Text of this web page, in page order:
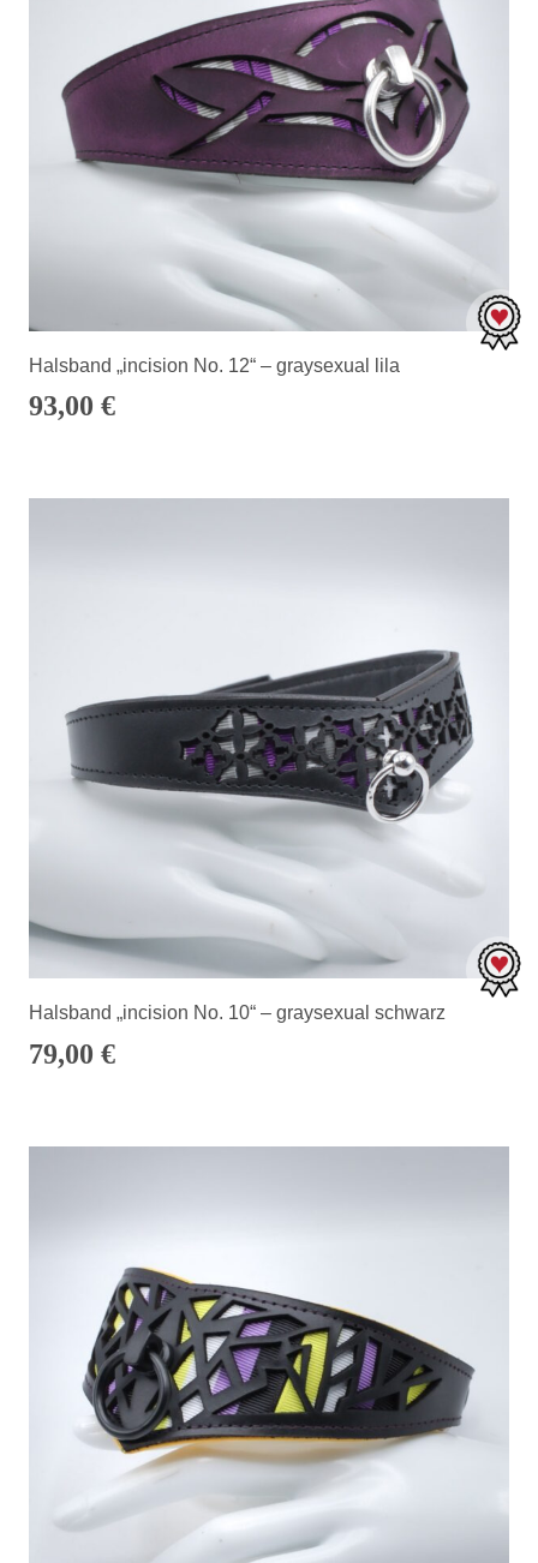
Halsband „incision No. 12“ – graysexual lila
93,00 €
Halsband „incision No. 10“ – graysexual schwarz
79,00 €